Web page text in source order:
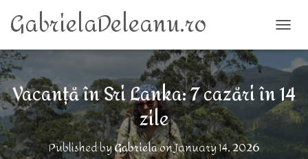
GabrielaDeleanu.ro
Vacanță în Sri Lanka: 7 cazări în 14
zile
Published byGabrielaonJanuary 14, 2026